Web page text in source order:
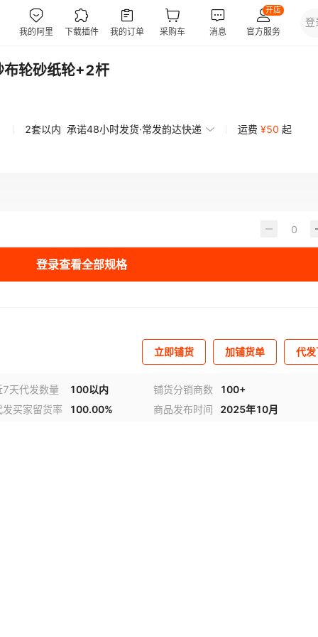
轮砂纸轮+2杆
2套以内 承诺48小时发货·常发韵达快递 运费 ¥50 起
登录查看全部规格
立即铺货 加铺货单 代
7天代发数量 100以内 铺货分销商数
100+
发买家留货率 100.00% 商品发布时间 2025年10月